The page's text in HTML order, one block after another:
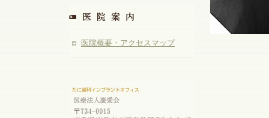
医院概要・アクセスマップ